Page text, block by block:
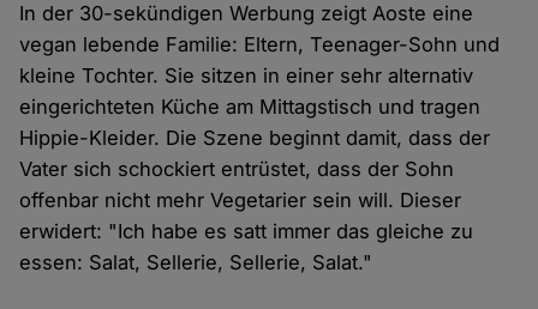
In der 30-sekündigenWerbung zeigt Aoste eine
vegan lebende Familie: Eltern, Teenager-Sohn und
kleine Tochter. Sie sitzen in einer sehr alternativ
eingerichteten Küche am Mittagstisch und tragen
Hippie-Kleider. Die Szene beginnt damit, dass der
Vater sich schockiert entrüstet, dass der Sohn
offenbar nicht mehr Vegetarier sein will. Dieser
erwidert: "Ich habe es satt immer das gleiche zu
essen: Salat, Sellerie, Sellerie, Salat."